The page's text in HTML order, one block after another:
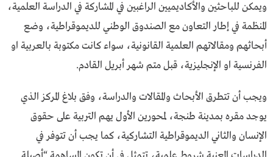
ويمكن للباحثين والأكاديميين الراغبين في المشاركة في الدراسة العلمية،
المنظمة في إطار التعاون مع الصندوق الوطني للديموقراطية، وضع
أبحاثهم ومقالاتهم العلمية القانونية، سواء كانت مكتوبة بالعربية او
الفرنسية او الإنجليزية، قبل متم شهر أبريل القادم.
ويجب أن تتطرق الأبحاث والمقالات والدراسة، وفق بلاغ المركز الذي
يوجد مقره بمدينة طنجة، لمحورين الأول يهم التربية على حقوق
الإنسان والثاني الديموقراطية التشاركية، كما يجب أن تتوفر في